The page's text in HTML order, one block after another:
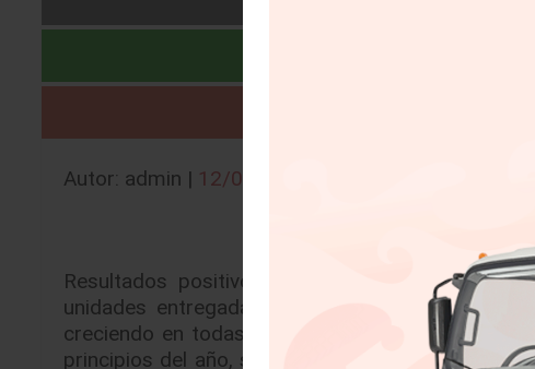
Autor: admin | 12/07/2016
Resultados positivos para la marca de los
unidades entregadas a clientes en todo el
creciendo en todas las regiones, especialmente
principios del año, superando por primera vez